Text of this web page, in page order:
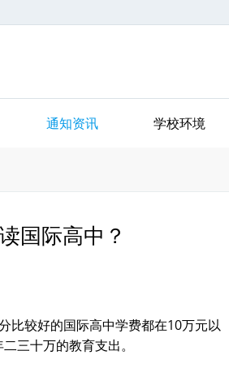
通知资讯 学校环境
国际高中？
比较好的国际高中学费都在10万元以
三十万的教育支出。